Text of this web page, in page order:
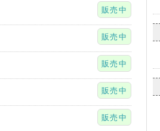
販売中
販売中
販売中
販売中
販売中